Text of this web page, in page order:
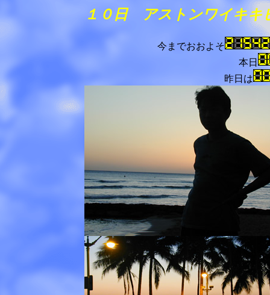
１０日 アストンワイキキ
今までおおよそ
本日
昨日は